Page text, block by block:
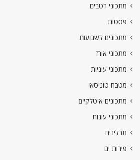
מתכוני רטבים
פסטות
מתכונים לשבועות
מתכוני אורז
מתכוני עוגיות
מטבח טוניסאי
מתכונים איטלקיים
מתכוני עוגות
תבלינים
פירות ים